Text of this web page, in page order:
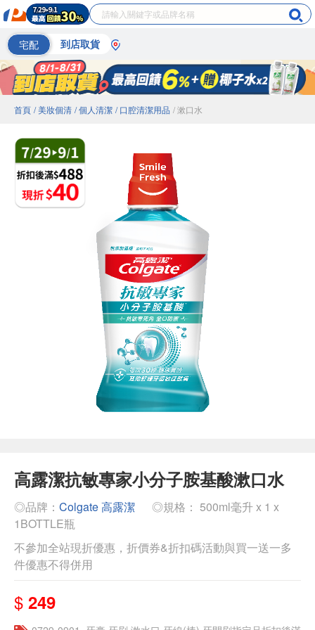
宅配 到店取貨
首頁 / 美妝個清 / 個人清潔 / 口腔清潔用品 / 漱口水
高露潔抗敏專家小分子胺基酸漱口水
◎品牌： Colgate 高露潔
◎規格： 500ml毫升 x 1 x
1BOTTLE瓶
不參加全站現折優惠，折價券&折扣碼活動與買一送一多
件優惠不得併用
$ 249